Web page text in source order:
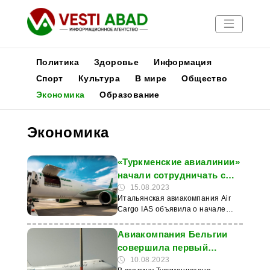
Новости
Медиа
Афиша
Политика Здоровье
Информация
Спорт
Культура В мире
Общество
Экономика
Образование
Экономика
«Туркменские авиалинии»
начали сотрудничать с
итальянской
авиакомпанией Air Cargo
IAS
15.08.2023
Итальянская авиакомпания Air
Cargo IAS объявила о начале
Airlines, благодаря которому она
Центральной Азии. «Туркменские
авиалинии» осуществляют
Авиакомпания Бельгии
совершила первый
грузовой рейс в
10.08.2023